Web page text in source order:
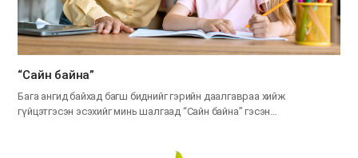
“Сайн байна”
Бага ангид байхад багш биднийг гэрийн даалгавраа хийж
гүйцэтгэсэн эсэхийг минь шалгаад “Сайн байна” гэсэн…